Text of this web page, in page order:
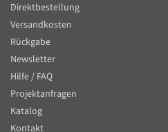
Direktbestellung
Versandkosten
Rückgabe
Newsletter
Hilfe / FAQ
Projektanfragen
Katalog
Kontakt